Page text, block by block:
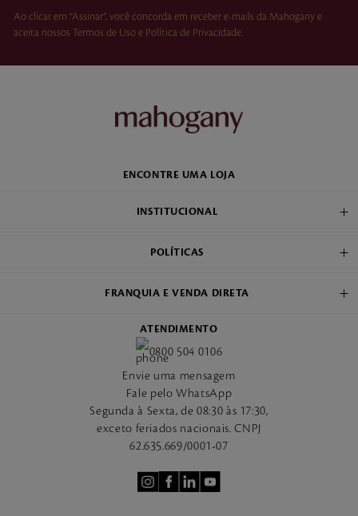
Ao clicar em “Assinar”, você concorda em receber e-mails da Mahogany e
aceita nossos Termos de Uso e Política de Privacidade.
ENCONTRE UMA LOJA
INSTITUCIONAL
POLÍTICAS
FRANQUIA E VENDA DIRETA
ATENDIMENTO
0800 504 0106
Envie uma mensagem
Fale pelo WhatsApp
Segunda à Sexta, de 08:30 às 17:30,
exceto feriados nacionais. CNPJ
62.635.669/0001-07